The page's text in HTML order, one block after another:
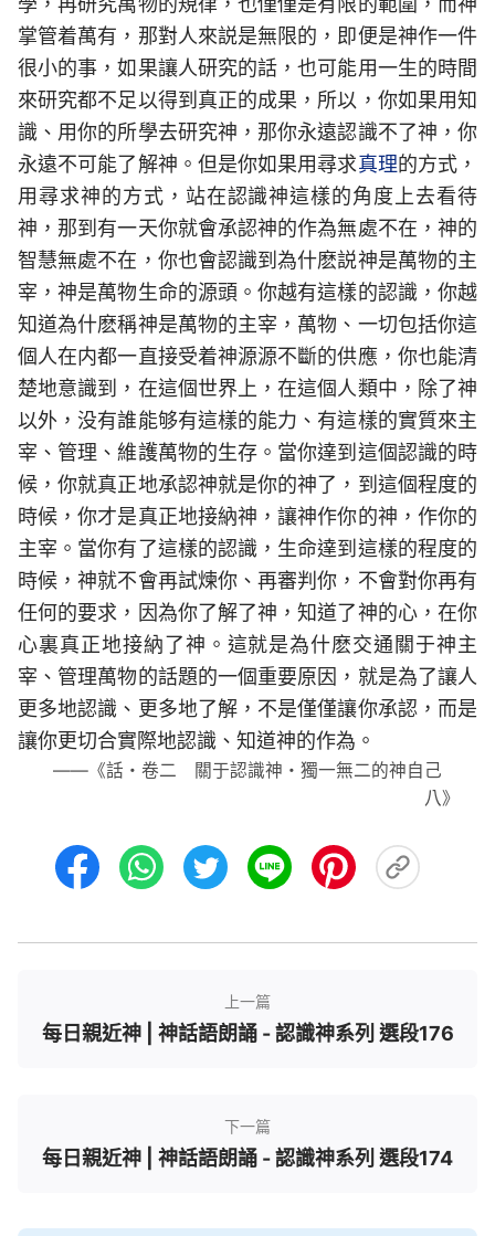
掌管着萬有，那對人來説是無限的，即便是神作一件
很小的事，如果讓人研究的話，也可能用一生的時間
來研究都不足以得到真正的成果，所以，你如果用知
識、用你的所學去研究神，那你永遠認識不了神，你
永遠不可能了解神。但是你如果用尋求真理的方式，
用尋求神的方式，站在認識神這樣的角度上去看待
神，那到有一天你就會承認神的作為無處不在，神的
智慧無處不在，你也會認識到為什麽説神是萬物的主
宰，神是萬物生命的源頭。你越有這樣的認識，你越
知道為什麽稱神是萬物的主宰，萬物、一切包括你這
個人在内都一直接受着神源源不斷的供應，你也能清
楚地意識到，在這個世界上，在這個人類中，除了神
以外，没有誰能够有這樣的能力、有這樣的實質來主
宰、管理、維護萬物的生存。當你達到這個認識的時
候，你就真正地承認神就是你的神了，到這個程度的
時候，你才是真正地接納神，讓神作你的神，作你的
主宰。當你有了這樣的認識，生命達到這樣的程度的
時候，神就不會再試煉你、再審判你，不會對你再有
任何的要求，因為你了解了神，知道了神的心，在你
心裏真正地接納了神。這就是為什麽交通關于神主
宰、管理萬物的話題的一個重要原因，就是為了讓人
更多地認識、更多地了解，不是僅僅讓你承認，而是
讓你更切合實際地認識、知道神的作為。
——《話・卷二 關于認識神・獨一無二的神自己
八》
上一篇
每日親近神 | 神話語朗誦 - 認識神系列 選段176
下一篇
每日親近神 | 神話語朗誦 - 認識神系列 選段174